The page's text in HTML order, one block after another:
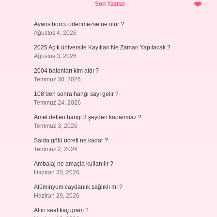
Son Yazılar
Avans borcu ödenmezse ne olur ?
Ağustos 4, 2026
2025 Açık üniversite Kayıtları Ne Zaman Yapılacak ?
Ağustos 3, 2026
2004 balonları kim aldı ?
Temmuz 30, 2026
108’den sonra hangi sayı gelir ?
Temmuz 24, 2026
Amel defteri hangi 3 şeyden kapanmaz ?
Temmuz 3, 2026
Salda gölü ücreti ne kadar ?
Temmuz 2, 2026
Ambalaj ne amaçla kullanılır ?
Haziran 30, 2026
Alüminyum caydanlık sağlıklı mı ?
Haziran 29, 2026
Altın saat kaç gram ?